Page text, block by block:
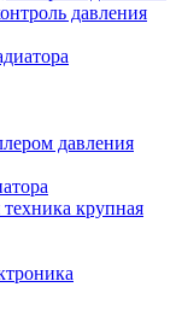
давления
давления
крупная